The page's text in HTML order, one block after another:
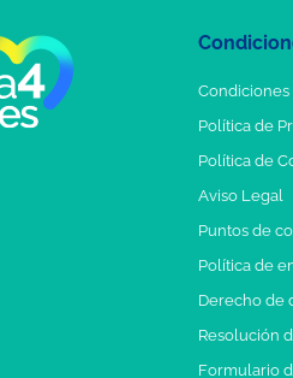
Política de
Política de
Aviso Legal
Puntos de
Política de
Derecho de
Resolución
Formulario